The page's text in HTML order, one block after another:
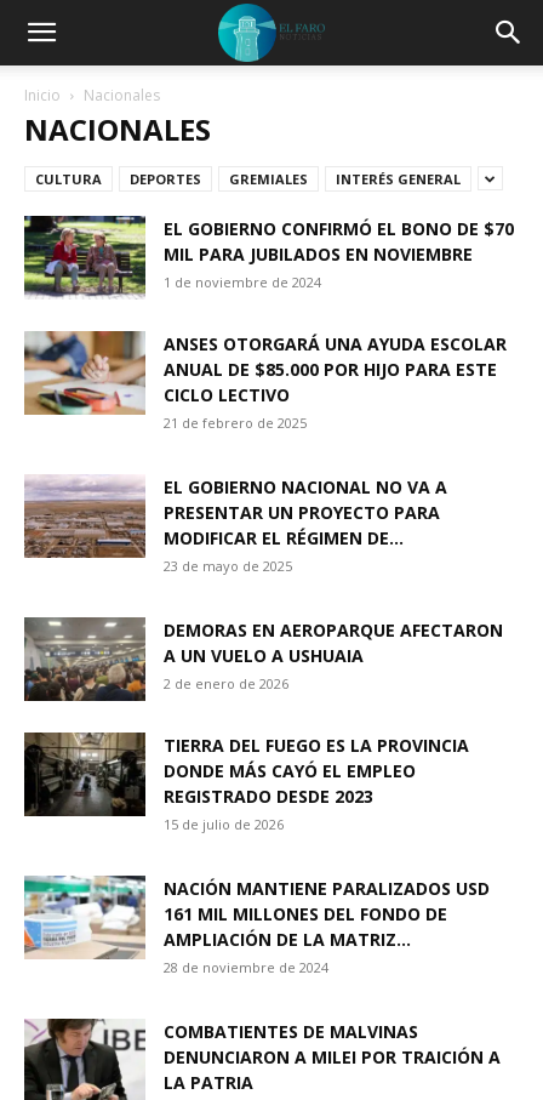
Inicio Nacionales
NACIONALES
CULTURA DEPORTES GREMIALES INTERÉS GENERAL
EL GOBIERNO CONFIRMÓ EL BONO DE $70
MIL PARA JUBILADOS EN NOVIEMBRE
1 de noviembre de 2024
ANSES OTORGARÁ UNA AYUDA ESCOLAR
ANUAL DE $85.000 POR HIJO PARA ESTE
CICLO LECTIVO
21 de febrero de 2025
EL GOBIERNO NACIONAL NO VA A
PRESENTAR UN PROYECTO PARA
MODIFICAR EL RÉGIMEN DE...
23 de mayo de 2025
DEMORAS EN AEROPARQUE AFECTARON
A UN VUELO A USHUAIA
2 de enero de 2026
TIERRA DEL FUEGO ES LA PROVINCIA
DONDE MÁS CAYÓ EL EMPLEO
REGISTRADO DESDE 2023
15 de julio de 2026
NACIÓN MANTIENE PARALIZADOS USD
161 MIL MILLONES DEL FONDO DE
AMPLIACIÓN DE LA MATRIZ...
28 de noviembre de 2024
COMBATIENTES DE MALVINAS
DENUNCIARON A MILEI POR TRAICIÓN A
LA PATRIA